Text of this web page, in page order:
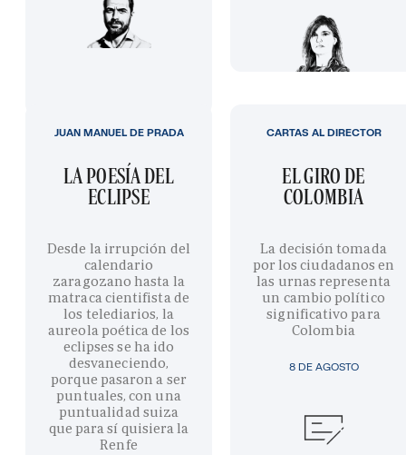
LA POESÍA DEL
ECLIPSE
Desde la irrupción del
calendario
zaragozano hasta la
matraca cientifista de
los telediarios, la
aureola poética de los
eclipses se ha ido
desvaneciendo,
porque pasaron a ser
puntuales, con una
puntualidad suiza
que para sí quisiera la
Renfe
JUAN MANUEL DE PRADA
8 DE AGOSTO
EL GIRO DE
COLOMBIA
La decisión tomada
por los ciudadanos en
las urnas representa
un cambio político
significativo para
Colombia
CARTAS AL DIRECTOR